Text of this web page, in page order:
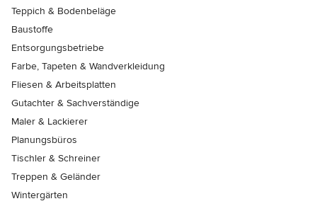
Teppich & Bodenbeläge
Baustoffe
Entsorgungsbetriebe
Farbe, Tapeten & Wandverkleidung
Fliesen & Arbeitsplatten
Gutachter & Sachverständige
Maler & Lackierer
Planungsbüros
Tischler & Schreiner
Treppen & Geländer
Wintergärten